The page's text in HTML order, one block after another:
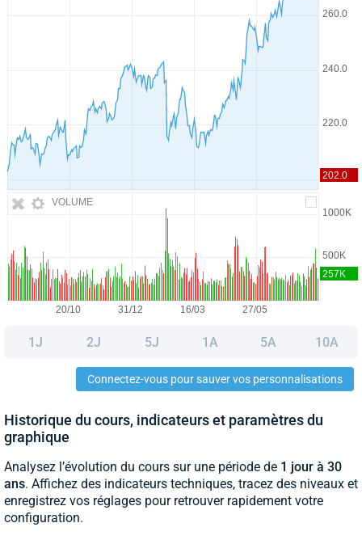
VOLUME
1J 2J 5J 1A 5A 10A
Connectez-vous pour sauver vos personnalisations
Historique du cours, indicateurs et paramètres du
graphique
Analysez l’évolution du cours sur une période de 1 jour à 30
ans. Affichez des indicateurs techniques, tracez des niveaux et
enregistrez vos réglages pour retrouver rapidement votre
configuration.